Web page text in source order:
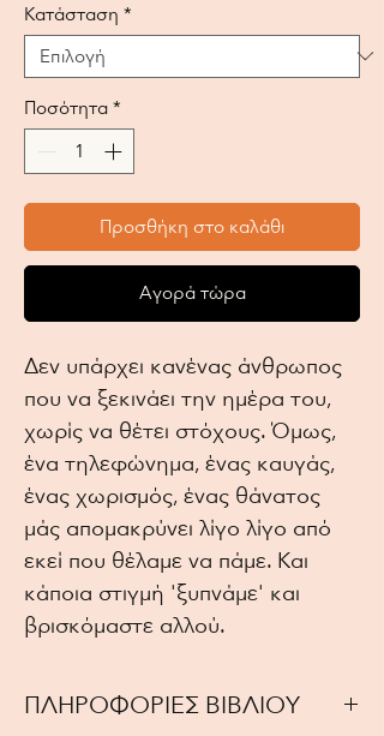
Κατάσταση *
Ποσότητα *
Προσθήκη στο καλάθι
Αγορά τώρα
Δεν υπάρχει κανένας άνθρωπος
που να ξεκινάει την ημέρα του,
χωρίς να θέτει στόχους. Όμως,
ένα τηλεφώνημα, ένας καυγάς,
ένας χωρισμός, ένας θάνατος
μάς απομακρύνει λίγο λίγο από
εκεί που θέλαμε να πάμε. Και
κάποια στιγμή 'ξυπνάμε' και
βρισκόμαστε αλλού.
ΠΛΗΡΟΦΟΡΙΕΣ ΒΙΒΛΙΟΥ